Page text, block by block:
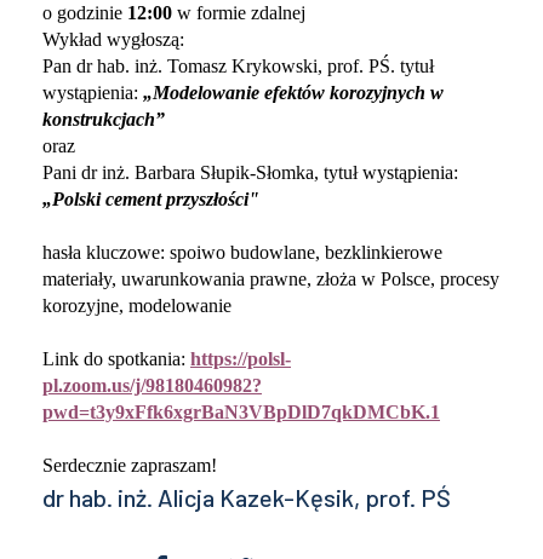
o godzinie 12:00 w formie zdalnej
Wykład wygłoszą:
Pan dr hab. inż. Tomasz Krykowski, prof. PŚ. tytuł
wystąpienia: „Modelowanie efektów korozyjnych w
konstrukcjach”
oraz
Pani dr inż. Barbara Słupik-Słomka, tytuł wystąpienia:
„Polski cement przyszłości"
hasła kluczowe: spoiwo budowlane, bezklinkierowe
materiały, uwarunkowania prawne, złoża w Polsce, procesy
korozyjne, modelowanie
Link do spotkania: https://polsl-
pl.zoom.us/j/98180460982?
pwd=t3y9xFfk6xgrBaN3VBpDlD7qkDMCbK.1
Serdecznie zapraszam!
dr hab. inż. Alicja Kazek-Kęsik, prof. PŚ